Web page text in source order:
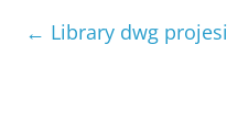
← Library dwg projesi